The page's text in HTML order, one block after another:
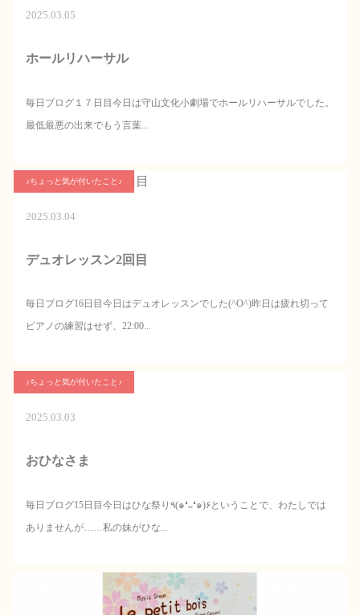
2025.03.05
ホールリハーサル
毎日ブログ１７日目今日は守山文化小劇場でホールリハーサルでした。
最低最悪の出来でもう言葉...
♪ちょっと気が付いたこと♪
2025.03.04
デュオレッスン2回目
毎日ブログ16日目今日はデュオレッスンでした(^O^)昨日は疲れ切って
ピアノの練習はせず、22:00...
♪ちょっと気が付いたこと♪
2025.03.03
おひなさま
毎日ブログ15日目今日はひな祭り٩(๑❛ᴗ❛๑)۶ということで、わたしでは
ありませんが……私の妹がひな...